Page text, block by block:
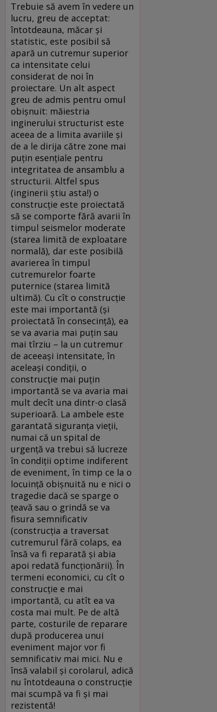
Trebuie să avem în vedere un
lucru, greu de acceptat:
întotdeauna, măcar şi
statistic, este posibil să
apară un cutremur superior
ca intensitate celui
considerat de noi în
proiectare. Un alt aspect
greu de admis pentru omul
obişnuit: măiestria
inginerului structurist este
aceea de a limita avariile şi
de a le dirija către zone mai
puţin esenţiale pentru
integritatea de ansamblu a
structurii. Altfel spus
(inginerii ştiu asta!) o
construcţie este proiectată
să se comporte fără avarii în
timpul seismelor moderate
(starea limită de exploatare
normală), dar este posibilă
avarierea în timpul
cutremurelor foarte
puternice (starea limită
ultimă). Cu cît o construcţie
este mai importantă (şi
proiectată în consecinţă), ea
se va avaria mai puţin sau
mai tîrziu – la un cutremur
de aceeaşi intensitate, în
aceleaşi condiţii, o
construcţie mai puţin
importantă se va avaria mai
mult decît una dintr-o clasă
superioară. La ambele este
garantată siguranţa vieţii,
numai că un spital de
urgenţă va trebui să lucreze
în condiţii optime indiferent
de eveniment, în timp ce la o
locuinţă obişnuită nu e nici o
tragedie dacă se sparge o
ţeavă sau o grindă se va
fisura semnificativ
(construcţia a traversat
cutremurul fără colaps, ea
însă va fi reparată şi abia
apoi redată funcţionării). În
termeni economici, cu cît o
construcţie e mai
importantă, cu atît ea va
costa mai mult. Pe de altă
parte, costurile de reparare
după producerea unui
eveniment major vor fi
semnificativ mai mici. Nu e
însă valabil şi corolarul, adică
nu întotdeauna o construcţie
mai scumpă va fi şi mai
rezistentă!